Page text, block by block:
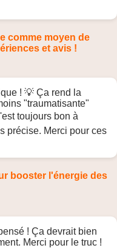
comme moyen de
et avis !
! 💡 Ça rend la
"traumatisante"
toujours bon à
précise. Merci pour ces
booster l'énergie des
! Ça devrait bien
Merci pour le truc !